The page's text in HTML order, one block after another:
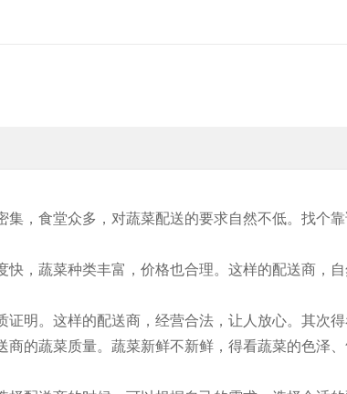
，食堂众多，对蔬菜配送的要求自然不低。找个
，蔬菜种类丰富，价格也合理。这样的配送商，
明。这样的配送商，经营合法，让人放心。其次
的蔬菜质量。蔬菜新鲜不新鲜，得看蔬菜的色泽